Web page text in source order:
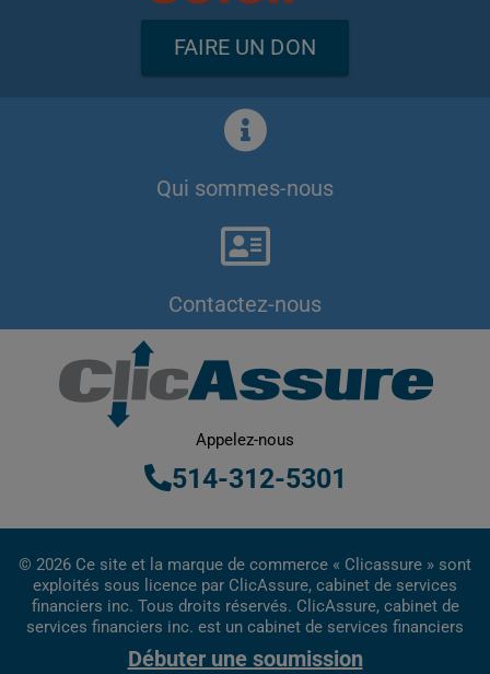
Débuter une soumission
FAIRE UN DON
Qui sommes-nous
Contactez-nous
Appelez-nous
514-312-5301
© 2026 Ce site et la marque de commerce « Clicassure » sont
exploités sous licence par ClicAssure, cabinet de services
financiers inc. Tous droits réservés. ClicAssure, cabinet de
services financiers inc. est un cabinet de services financiers
inscrit au Québec.